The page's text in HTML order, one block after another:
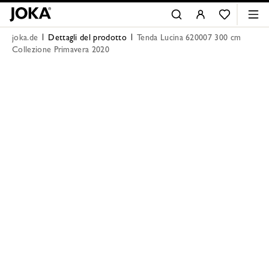
joka.de Dettagli del prodotto
Tenda Lucina 620007 300 cm
Collezione Primavera 2020